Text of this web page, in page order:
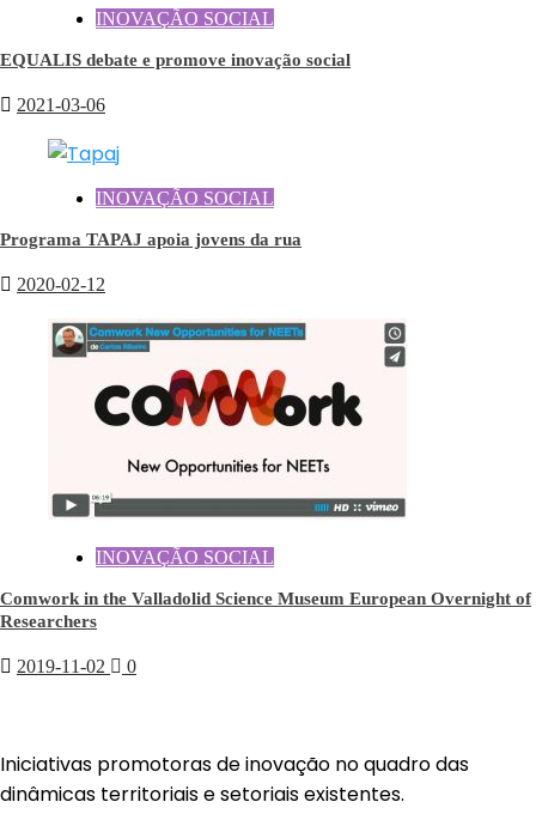
INOVAÇÃO SOCIAL
EQUALIS debate e promove inovação social
2021-03-06
INOVAÇÃO SOCIAL
Programa TAPAJ apoia jovens da rua
2020-02-12
INOVAÇÃO SOCIAL
Comwork in the Valladolid Science Museum European Overnight of
Researchers
2019-11-02 0
Iniciativas promotoras de inovação no quadro das
dinâmicas territoriais e setoriais existentes.